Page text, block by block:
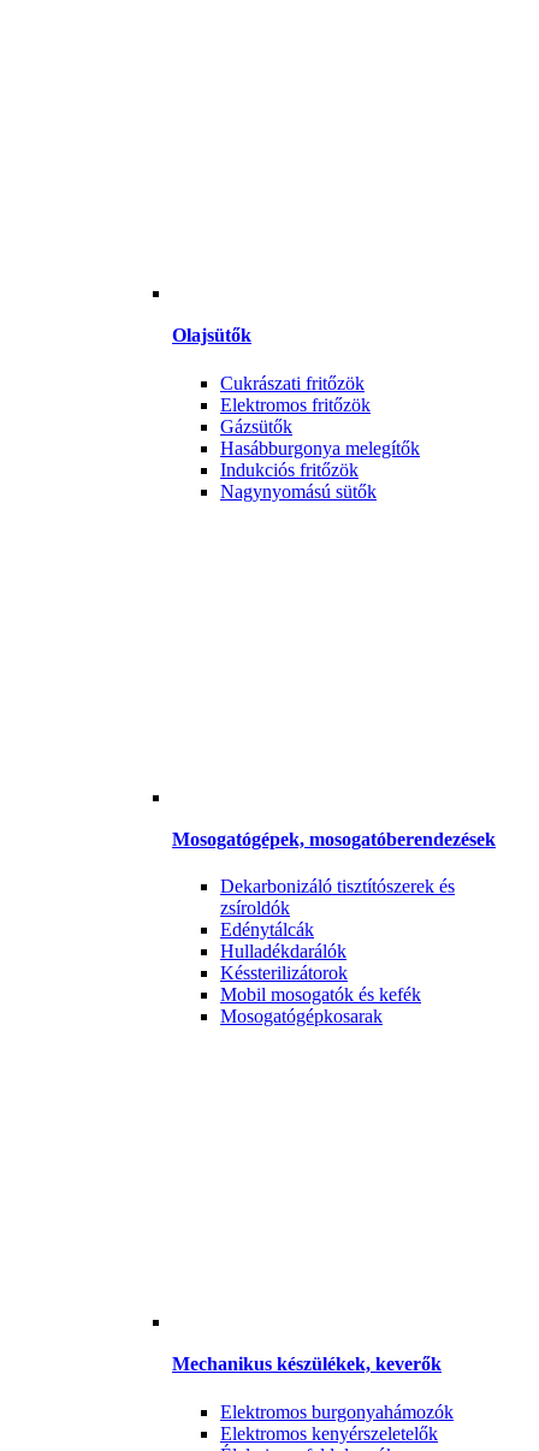
Olajsütők
Cukrászati fritőzök
Elektromos fritőzök
Gázsütők
Hasábburgonya melegítők
Indukciós fritőzök
Nagynyomású sütők
Mosogatógépek, mosogatóberendezések
Dekarbonizáló tisztítószerek és
zsíroldók
Edénytálcák
Hulladékdarálók
Késsterilizátorok
Mobil mosogatók és kefék
Mosogatógépkosarak
Mechanikus készülékek, keverők
Elektromos burgonyahámozók
Elektromos kenyérszeletelők